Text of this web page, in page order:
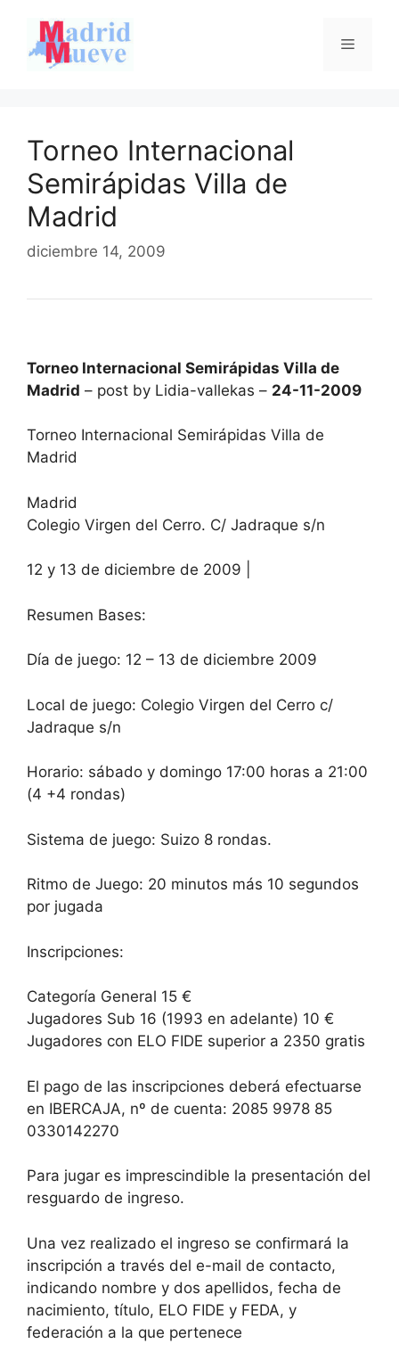
contenido
Menú
Torneo Internacional
Semirápidas Villa de
Madrid
diciembre 14, 2009
Torneo Internacional Semirápidas Villa de
Madrid – post by Lidia-vallekas – 24-11-2009
Torneo Internacional Semirápidas Villa de
Madrid
Madrid
Colegio Virgen del Cerro. C/ Jadraque s/n
12 y 13 de diciembre de 2009 |
Resumen Bases:
Día de juego: 12 – 13 de diciembre 2009
Local de juego: Colegio Virgen del Cerro c/
Jadraque s/n
Horario: sábado y domingo 17:00 horas a 21:00
(4 +4 rondas)
Sistema de juego: Suizo 8 rondas.
Ritmo de Juego: 20 minutos más 10 segundos
por jugada
Inscripciones:
Categoría General 15 €
Jugadores Sub 16 (1993 en adelante) 10 €
Jugadores con ELO FIDE superior a 2350 gratis
El pago de las inscripciones deberá efectuarse
en IBERCAJA, nº de cuenta: 2085 9978 85
0330142270
Para jugar es imprescindible la presentación del
resguardo de ingreso.
Una vez realizado el ingreso se confirmará la
inscripción a través del e-mail de contacto,
indicando nombre y dos apellidos, fecha de
nacimiento, título, ELO FIDE y FEDA, y
federación a la que pertenece